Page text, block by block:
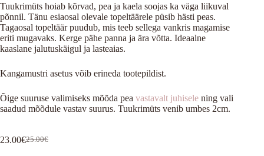
Tuukrimüts hoiab kõrvad, pea ja kaela soojas ka väga liikuval
põnnil. Tänu esiaosal olevale topeltäärele püsib hästi peas.
Tagaosal topeltäär puudub, mis teeb sellega vankris magamise
eriti mugavaks. Kerge pähe panna ja ära võtta. Ideaalne
kaaslane jalutuskäigul ja lasteaias.
Kangamustri asetus võib erineda tootepildist.
Õige suuruse valimiseks mõõda pea vastavalt juhisele ning vali
saadud mõõdule vastav suurus. Tuukrimüts venib umbes 2cm.
25.00€
Algne
23.00€Praegune